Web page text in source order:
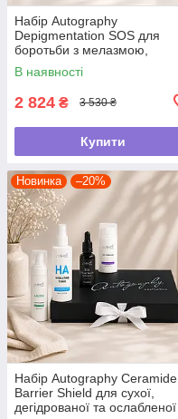
Набір Autography
Depigmentation SOS для
боротьби з мелазмою,
постакне, нерівним тоном
В наявності
2 824 ₴ 3 530 ₴
Купити
Новинка –20%
Набір Autography Ceramide
Barrier Shield для сухої,
дегідрованої та ослабленої